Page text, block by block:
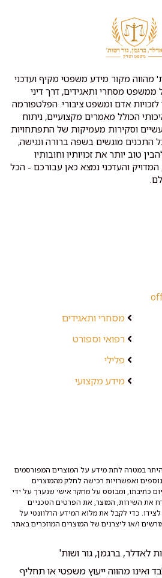
מהווה מקור מידע משפטי מקיף ועדכני
מסחרי ותאגידים, דרך דיני
לזכויות אדם ומשפט ציבורי. הפלטפורמה
הכולל מאמרים מקצועיים, ניתוח
וסקירות מעמיקות של התפתחויות
מוגשים בשפה ברורה ונגישה,
טוב יותר את זכויותיו וחובותיו
והעדכני נמצא כאן עבורכם - הכל
מסחרי ותאגידים
רפואי וספורט
פלילי
מידע מקצועי
במטרה לתת מידע על המוצרים המפורסמים
ואפשרויות רכישה לחלק מהמוצרים
כתיבתו, ומבוסס על מחקר אישי שנערך על ידי
את השירות, המוצר, את הפרטים הטכניים
כדי לקבל את מלוא המידע הרלוונטי על
ו/או ליצרנים של המוצרים המוזכרים באתר.
ואינו מהווה ייעוץ משפטי או תחליף